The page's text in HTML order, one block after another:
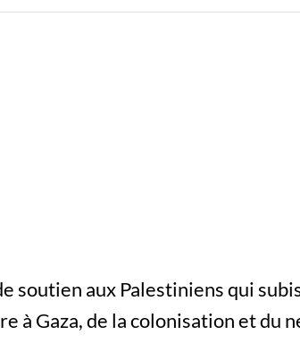
soutien aux Palestiniens qui
à Gaza, de la colonisation et du